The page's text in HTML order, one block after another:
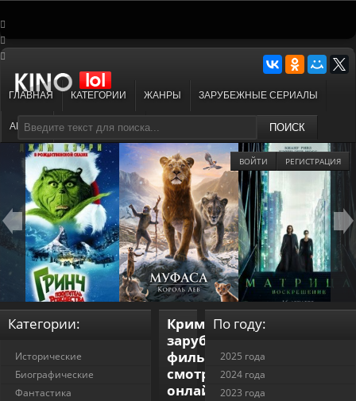
ПОИСК
ВОЙТИ РЕГИСТРАЦИЯ
ГЛАВНАЯ КАТЕГОРИИ ЖАНРЫ ЗАРУБЕЖНЫЕ СЕРИАЛЫ
АНИМЕ МУЛЬТФИЛЬМЫ
Криминальные
зарубежные
фильмы
смотреть
онлайн
Категории:
Исторические
Биографические
Фантастика
По году:
2025 года
2024 года
2023 года